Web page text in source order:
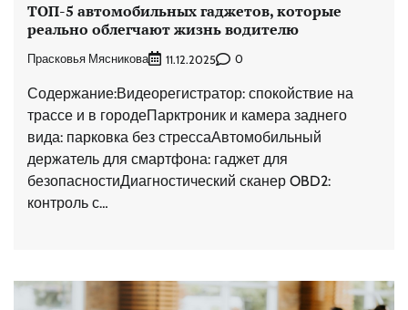
ТОП-5 автомобильных гаджетов, которые
реально облегчают жизнь водителю
Прасковья Мясникова 11.12.2025 0
Содержание:Видеорегистратор: спокойствие на
трассе и в городеПарктроник и камера заднего
вида: парковка без стрессаАвтомобильный
держатель для смартфона: гаджет для
безопасностиДиагностический сканер OBD2:
контроль с…